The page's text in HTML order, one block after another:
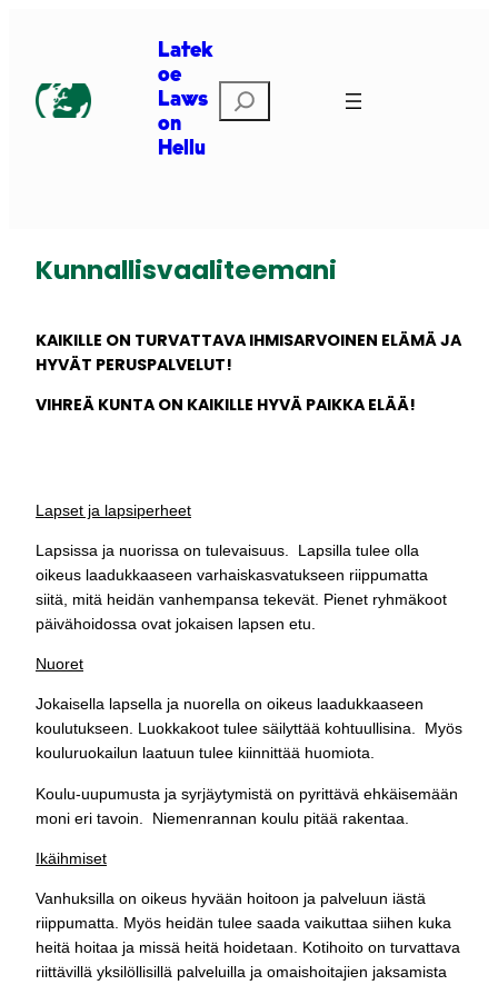
Latek
oe
Laws
on
Hellu
Etsi
Kunnallisvaaliteemani
KAIKILLE ON TURVATTAVA IHMISARVOINEN ELÄMÄ JA
HYVÄT PERUSPALVELUT!
VIHREÄ KUNTA ON KAIKILLE HYVÄ PAIKKA ELÄÄ!
Lapset ja lapsiperheet
Lapsissa ja nuorissa on tulevaisuus. Lapsilla tulee olla
oikeus laadukkaaseen varhaiskasvatukseen riippumatta
siitä, mitä heidän vanhempansa tekevät. Pienet ryhmäkoot
päivähoidossa ovat jokaisen lapsen etu.
Nuoret
Jokaisella lapsella ja nuorella on oikeus laadukkaaseen
koulutukseen. Luokkakoot tulee säilyttää kohtuullisina. Myös
kouluruokailun laatuun tulee kiinnittää huomiota.
Koulu-uupumusta ja syrjäytymistä on pyrittävä ehkäisemään
moni eri tavoin. Niemenrannan koulu pitää rakentaa.
Ikäihmiset
Vanhuksilla on oikeus hyvään hoitoon ja palveluun iästä
riippumatta. Myös heidän tulee saada vaikuttaa siihen kuka
heitä hoitaa ja missä heitä hoidetaan. Kotihoito on turvattava
riittävillä yksilöllisillä palveluilla ja omaishoitajien jaksamista